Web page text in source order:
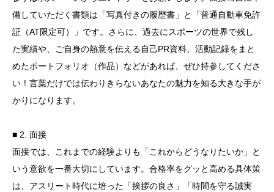
備していただく書類は「写真付きの履歴書」と「普通自動車免許
証（AT限定可）」です。さらに、過去にスポーツの世界で残し
た実績や、ご自身の熱意を伝える自己PR資料、活動記録をまと
めたポートフォリオ（作品）などがあれば、ぜひ持参してくださ
い！言葉だけでは伝わりきらないあなたの魅力を知る大きな手が
かりになります。
■ 2. 面接
面接では、これまでの経験よりも「これからどうなりたいか」と
いう意欲を一番大切にしています。合格率をグッと高める具体策
は、アスリート時代に培った「挨拶の良さ」「時間を守る誠実